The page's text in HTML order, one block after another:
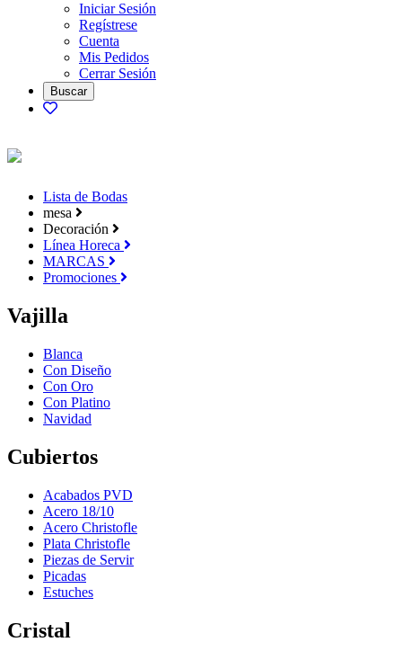
Iniciar Sesión
Regístrese
Cuenta
Mis Pedidos
Cerrar Sesión
Lista de Bodas
mesa
Decoración
Línea Horeca
MARCAS
Promociones
Vajilla
Blanca
Con Diseño
Con Oro
Con Platino
Navidad
Cubiertos
Acabados PVD
Acero 18/10
Acero Christofle
Plata Christofle
Piezas de Servir
Picadas
Estuches
Cristal